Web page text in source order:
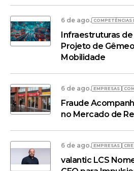
6 de ago. COMPETÊNCIAS
Infraestruturas
Projeto de
Mobilidade
6 de ago. EMPRESAS
Fraude
no Mercado de
6 de ago. EMPRESAS
valantic LCS